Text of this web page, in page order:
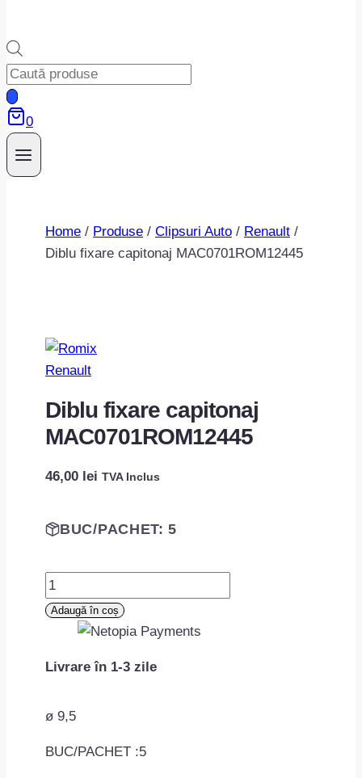
Products
search
0
Home / Produse / Clipsuri Auto / Renault /
Diblu fixare capitonaj MAC0701ROM12445
Renault
Diblu fixare capitonaj
MAC0701ROM12445
46,00 lei TVA Inclus
BUC/PACHET: 5
Cantitate
Diblu
fixare
MAC0701ROM12445
Adaugă în coș
Livrare în 1-3 zile
ø 9,5
BUC/PACHET :5